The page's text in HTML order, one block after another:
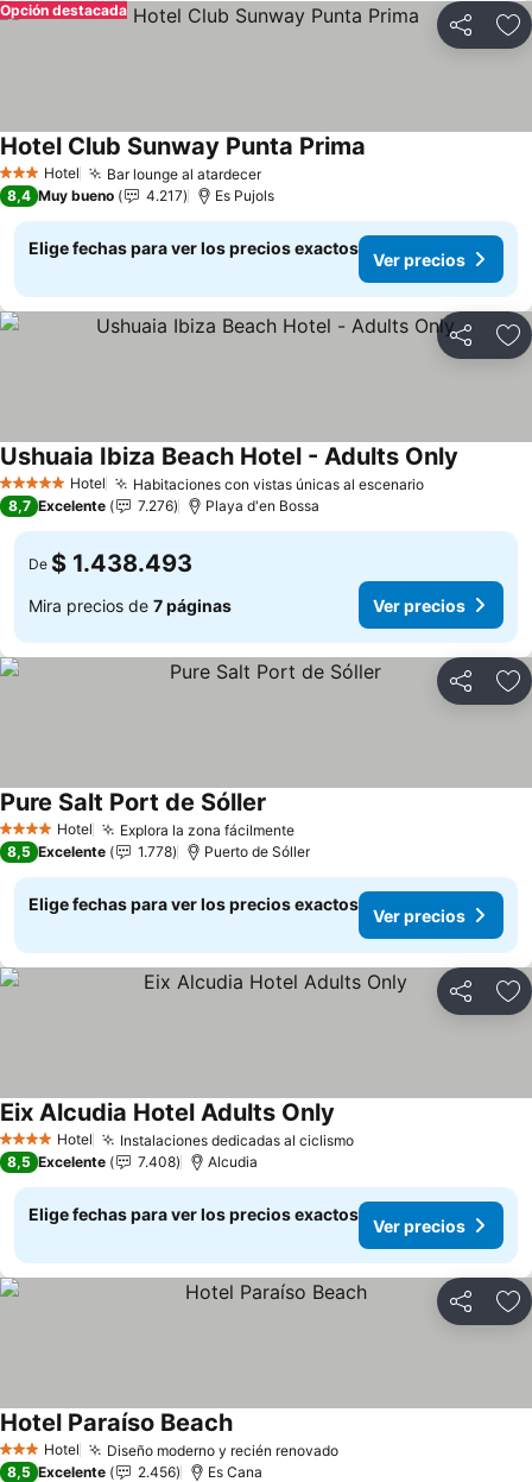
Compartir
Opción destacada
3 Estrellas
Hotel Bar lounge al atardecer
Hotel Club Sunway Punta Prima
8,4 Muy bueno 4.217 Es Pujols
Elige fechas para ver los precios exactos
Ver precios
Compartir
5 Estrellas Hotel Habitaciones con vistas únicas al escenario
Ushuaia Ibiza Beach Hotel - Adults Only
8,7 Excelente 7.276 Playa d'en Bossa
De $ 1.438.493
Mira precios de 7 páginas Ver precios
Compartir
4 EstrellasHotel Explora la zona fácilmente
Pure Salt Port de Sóller
8,5 Excelente 1.778 Puerto de Sóller
Elige fechas para ver los precios exactos
Ver precios
Compartir
4 EstrellasHotel Instalaciones dedicadas al ciclismo
Eix Alcudia Hotel Adults Only
8,5 Excelente 7.408 Alcudia
Elige fechas para ver los precios exactos
Ver precios
Compartir
3 Estrellas
Hotel Diseño moderno y recién renovado
Hotel Paraíso Beach
8,5 Excelente 2.456 Es Cana